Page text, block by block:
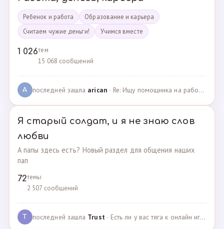
Ребенок и работа
Образование и карьера
Считаем чужие деньги!
Учимся вместе
1 026тем
15 068 сообщений
A последней зашла arican · Re: Ищу помощника на работе · 14.01.2025
Я старый солдат, и я не знаю слов
любви
А папы здесь есть? Новый раздел для общения наших
пап
72темы
2 507 сообщений
T последней зашла Trust · Есть ли у вас тяга к онлайн играм? · 02.05.2025